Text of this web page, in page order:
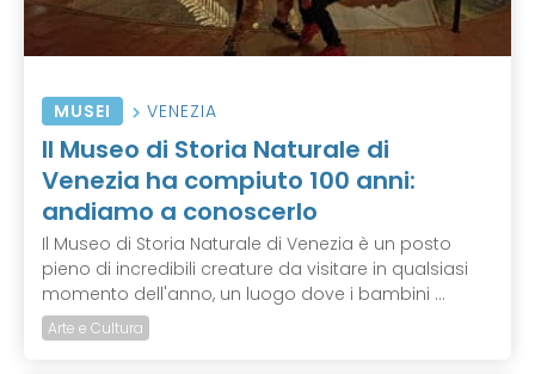
MUSEI VENEZIA
Il Museo di Storia Naturale di
Venezia ha compiuto 100 anni:
andiamo a conoscerlo
Il Museo di Storia Naturale di Venezia è un posto
pieno di incredibili creature da visitare in qualsiasi
momento dell'anno, un luogo dove i bambini ...
Arte e Cultura